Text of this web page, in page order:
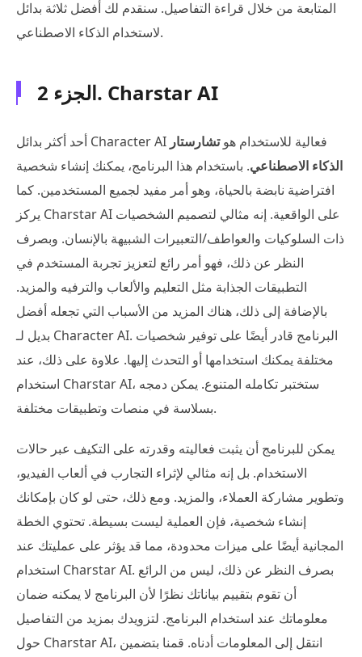
المتابعة من خلال قراءة التفاصيل. سنقدم لك أفضل ثلاثة بدائل
لاستخدام الذكاء الاصطناعي.
الجزء 2. Charstar AI
أحد أكثر بدائل Character AI فعالية للاستخدام هوتشارستار
الذكاء الاصطناعي. باستخدام هذا البرنامج، يمكنك إنشاء شخصية
افتراضية نابضة بالحياة، وهو أمر مفيد لجميع المستخدمين. كما
يركز Charstar AI على الواقعية. إنه مثالي لتصميم الشخصيات
ذات السلوكيات والعواطف/التعبيرات الشبيهة بالإنسان. وبصرف
النظر عن ذلك، فهو أمر رائع لتعزيز تجربة المستخدم في
التطبيقات الجذابة مثل التعليم والألعاب والترفيه والمزيد.
بالإضافة إلى ذلك، هناك المزيد من الأسباب التي تجعله أفضل
بديل لـ Character AI. البرنامج قادر أيضًا على توفير شخصيات
مختلفة يمكنك استخدامها أو التحدث إليها. علاوة على ذلك، عند
استخدام Charstar AI، ستختبر تكامله المتنوع. يمكن دمجه
بسلاسة في منصات وتطبيقات مختلفة.
يمكن للبرنامج أن يثبت فعاليته وقدرته على التكيف عبر حالات
الاستخدام. بل إنه مثالي لإثراء التجارب في ألعاب الفيديو،
وتطوير مشاركة العملاء، والمزيد. ومع ذلك، حتى لو كان بإمكانك
إنشاء شخصية، فإن العملية ليست بسيطة. تحتوي الخطة
المجانية أيضًا على ميزات محدودة، مما قد يؤثر على عمليتك عند
استخدام Charstar AI. بصرف النظر عن ذلك، ليس من الرائع
أن تقوم بتقييم بياناتك نظرًا لأن البرنامج لا يمكنه ضمان
معلوماتك عند استخدام البرنامج. لتزويدك بمزيد من التفاصيل
حول Charstar AI، انتقل إلى المعلومات أدناه. قمنا بتضمين